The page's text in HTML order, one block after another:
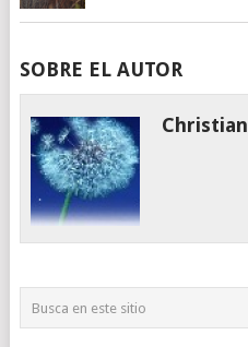
SOBRE EL AUTOR
Christian